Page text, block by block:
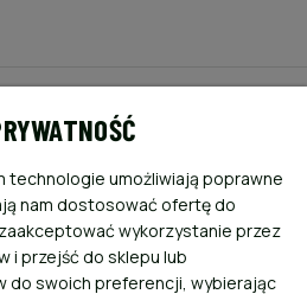
technologie umożliwiają poprawne
nam dostosować ofertę do
wykorzystanie przez
i przejść do sklepu lub
do swoich preferencji, wybierając